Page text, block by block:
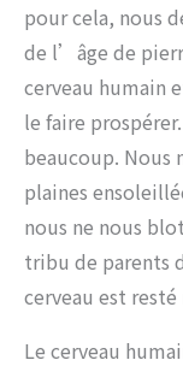
pour cela, nous
de l’âge de
cerveau humain
le faire
beaucoup. Nous
plaines
nous ne nous
tribu de parents
cerveau est
Le cerveau